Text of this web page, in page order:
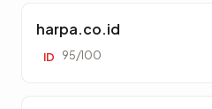
harpa.co.id
ID 95/100